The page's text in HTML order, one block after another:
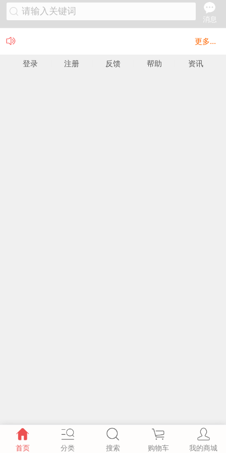
请输入关键词
消息
更多...
登录 注册 反馈 帮助 资讯
首页 分类 搜索 购物车 我的商城